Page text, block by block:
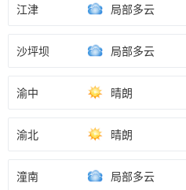
江津 局部多云
沙坪坝 局部多云
渝中 晴朗
渝北 晴朗
潼南 局部多云